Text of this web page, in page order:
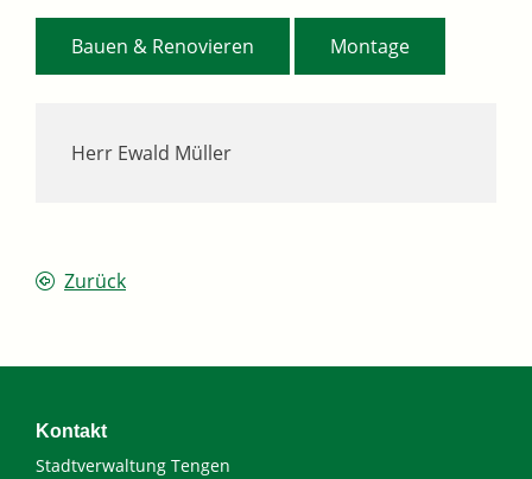
Herr Ewald Müller
Bauen & Renovieren Montage
Zurück
Kontakt
Stadtverwaltung Tengen